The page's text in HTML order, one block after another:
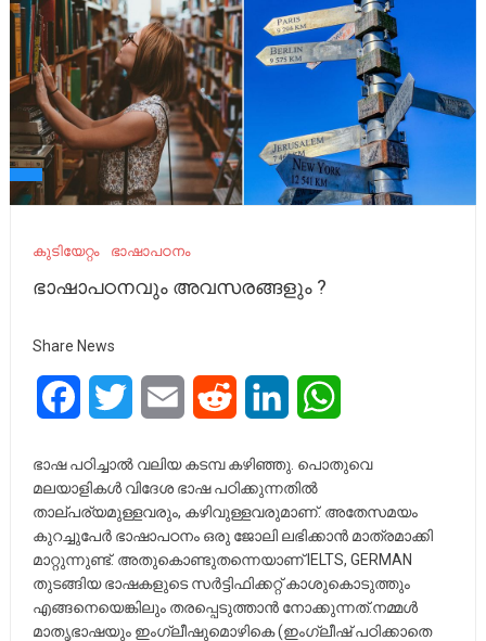
കുടിയേറ്റം ഭാഷാപഠനം
ഭാഷാപഠനവും അവസരങ്ങളും ?
Share News
FacebookTwitter Email Reddit LinkedIn
ഭാഷ പഠിച്ചാൽ വലിയ കടമ്പ കഴിഞ്ഞു. പൊതുവെ
മലയാളികൾ വിദേശ ഭാഷ പഠിക്കുന്നതിൽ
താല്പര്യമുള്ളവരും, കഴിവുള്ളവരുമാണ്. അതേസമയം
കുറച്ചുപേർ ഭാഷാപഠനം ഒരു ജോലി ലഭിക്കാൻ മാത്രമാക്കി
മാറ്റുന്നുണ്ട്. അതുകൊണ്ടുതന്നെയാണ് IELTS, GERMAN
തുടങ്ങിയ ഭാഷകളുടെ സർട്ടിഫിക്കറ്റ് കാശുകൊടുത്തും
എങ്ങനെയെങ്കിലും തരപ്പെടുത്താൻ നോക്കുന്നത്.നമ്മൾ
മാതൃഭാഷയും ഇംഗ്ലീഷുമൊഴികെ (ഇംഗ്ലീഷ് പഠിക്കാതെ